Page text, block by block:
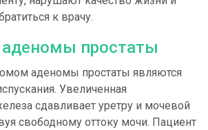
к врачу.
простаты
аденомы простаты являются
Увеличенная
сдавливает уретру и мочевой
свободному оттоку мочи. Пациент